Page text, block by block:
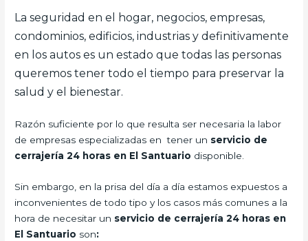
La seguridad en el hogar, negocios, empresas,
condominios, edificios, industrias y definitivamente
en los autos es un estado que todas las personas
queremos tener todo el tiempo para preservar la
salud y el bienestar.
Razón suficiente por lo que resulta ser necesaria la labor
de empresas especializadas en tener un servicio de
cerrajería 24 horas en El Santuario disponible.
Sin embargo, en la prisa del día a día estamos expuestos a
inconvenientes de todo tipo y los casos más comunes a la
hora de necesitar un servicio de cerrajería 24 horas en
El Santuario son: